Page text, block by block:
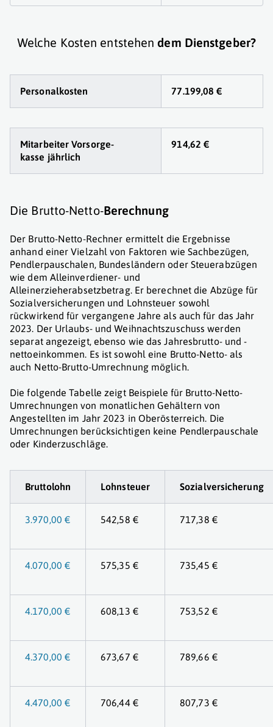
Welche Kosten entstehen dem Dienstgeber?
Personalkosten 77.199,08 €
Mitarbeiter Vorsorge-
kasse jährlich
914,62 €
Die Brutto-Netto-Berechnung
Der Brutto-Netto-Rechner ermittelt die Ergebnisse
anhand einer Vielzahl von Faktoren wie Sachbezügen,
Pendlerpauschalen, Bundesländern oder Steuerabzügen
wie dem Alleinverdiener- und
Alleinerzieherabsetzbetrag. Er berechnet die Abzüge für
Sozialversicherungen und Lohnsteuer sowohl
rückwirkend für vergangene Jahre als auch für das Jahr
2023. Der Urlaubs- und Weihnachtszuschuss werden
separat angezeigt, ebenso wie das Jahresbrutto- und -
nettoeinkommen. Es ist sowohl eine Brutto-Netto- als
auch Netto-Brutto-Umrechnung möglich.
Die folgende Tabelle zeigt Beispiele für Brutto-Netto-
Umrechnungen von monatlichen Gehältern von
Angestellten im Jahr 2023 in Oberösterreich. Die
Umrechnungen berücksichtigen keine Pendlerpauschale
oder Kinderzuschläge.
Bruttolohn Lohnsteuer Sozialversicherung
3.970,00 € 542,58 € 717,38 €
4.070,00 € 575,35 € 735,45 €
4.170,00 € 608,13 € 753,52 €
4.370,00 € 673,67 € 789,66 €
4.470,00 € 706,44 € 807,73 €